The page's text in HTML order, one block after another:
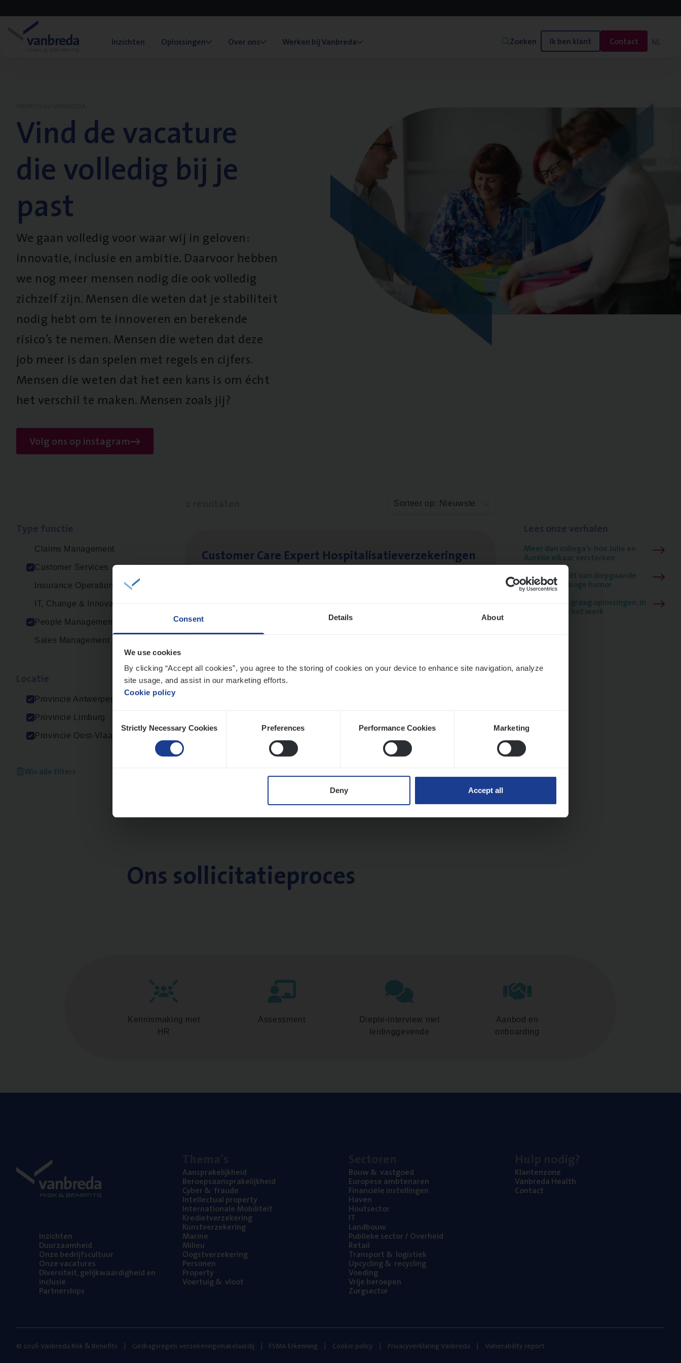
Consent Details About
We use cookies
By clicking “Accept all cookies”, you agree to the storing of cookies on your device to enhance site navigation, analyze
site usage, and assist in our marketing efforts.
Cookie policy
Selection
Strictly Necessary Cookies Preferences Performance Cookies Marketing
Deny Accept all
Inzichten Oplossingen Over ons Werken bij Vanbreda Zoeken Ik ben klant Contact NL
Vind de vacature
die volledig bij je
past
We gaan volledig voor waar wij in geloven:
innovatie, inclusie en ambitie. Daarvoor hebben
we nog meer mensen nodig die ook volledig
zichzelf zijn. Mensen die weten dat je stabiliteit
nodig hebt om te innoveren en berekende
risico’s te nemen. Mensen die weten dat deze
job meer is dan spelen met regels en cijfers.
Mensen die weten dat het een kans is om écht
het verschil te maken. Mensen zoals jij?
Volg ons op instagram
Claims Management
Customer Services
Insurance Operations
IT, Change & Innovation
People Management
Sales Management
Provincie Antwerpen
Provincie Limburg
Provincie Oost-Vlaanderen
Wis alle filters
Sorteer op: Nieuwste
Cus­to­mer Care Expert Hospitalisatieverzekeringen
People Management, Sales Management
Meer dan collega’s: hoe Julie en
Aurélie elkaar versterken
Mathias houdt van diepgaande
dossiers én droge humor
Thalia zoekt graag oplossingen, in
games én op het werk
Ons sollicitatieproces
Kennismaking met
HR
Assessment
Diepte-interview met
leidinggevende
Aanbod en
onboarding
Inzich­ten
Duur­zaam­heid
Onze bedrijfs­cul­tuur
Onze vaca­tu­res
Diver­si­teit, gelijk­waar­dig­heid en
inclusie
Part­ner­ships
Aan­spra­ke­lijk­heid
Beroeps­aan­spra­ke­lijk­heid
Cyber& fraude
Intel­lec­tu­al property
Inter­na­ti­o­na­le Mobiliteit
Kre­diet­ver­ze­ke­ring
Kunst­ver­ze­ke­ring
Mari­ne
Mili­eu
Oogst­ver­ze­ke­ring
Per­so­nen
Pro­per­ty
Voer­tuig& vloot
Bouw& vastgoed
Euro­pe­se ambtenaren
Finan­ci­ë­le instellingen
Haven
Hout­sec­tor
IT
Land­bouw
Publie­ke sec­tor / Overheid
Retail
Trans­port& logistiek
Upcy­cling& recycling
Voe­ding
Vrije beroe­pen
Zorg­sec­tor
Klan­ten­zo­ne
Van­b­re­da Health
Con­tact
© 2026 Vanbreda Risk & Benefits Gedragsregels verzekeringsmakelaardij FSMA Erkenning Cookie policy Privacyverklaring Vanbreda Vulnerability report